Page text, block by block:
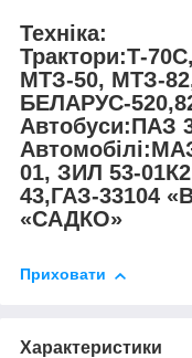
Техніка:
Трактори:Т-
МТЗ-50, МТЗ-
БЕЛАРУС-
Автобуси:ПАЗ
01, ЗИЛ 53-
43,ГАЗ-33104
«САДКО»
Приховати
Характеристики